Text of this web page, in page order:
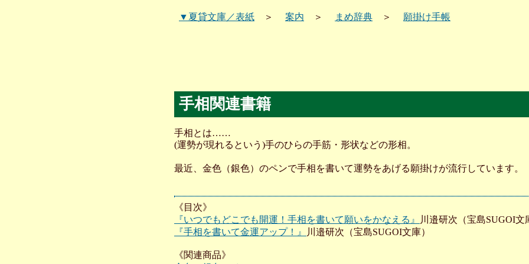
▼夏貸文庫／表紙 ＞ 案内 ＞ まめ辞典 ＞ 願掛け手帳
手相関連書籍
手相とは……
(運勢が現れるという)手のひらの手筋・形状などの形相。
最近、金色（銀色）のペンで手相を書いて運勢をあげる願掛けが流行しています。
《目次》
『いつでもどこでも開運！手相を書いて願いをかなえる』
川邉研次（宝島SUGOI文
『手相を書いて金運アップ！』
川邉研次（宝島SUGOI文庫）
《関連商品》